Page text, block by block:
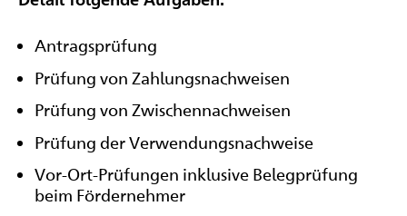
Antragsprüfung
Prüfung von Zahlungsnachweisen
Prüfung von Zwischennachweisen
Prüfung der Verwendungsnachweise
Vor-Ort-Prüfungen inklusive Belegprüfung
beim Fördernehmer